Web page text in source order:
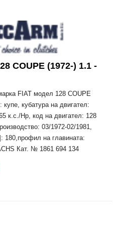
COUPE (1972-) 1.1 -
FIAT модел 128 COUPE
кубатура на двигател:
к.с./Hp, код на двигател: 128
03/1972-02/1981,
180,профил на главината:
Кат. № 1861 694 134